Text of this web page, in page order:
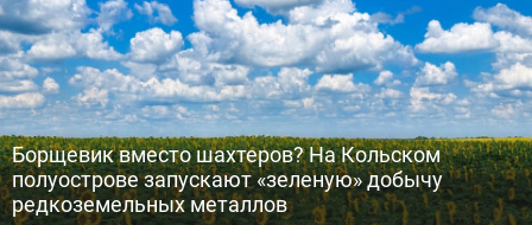
Борщевик вместо шахтеров? На Кольском
полуострове запускают «зеленую» добычу
редкоземельных металлов